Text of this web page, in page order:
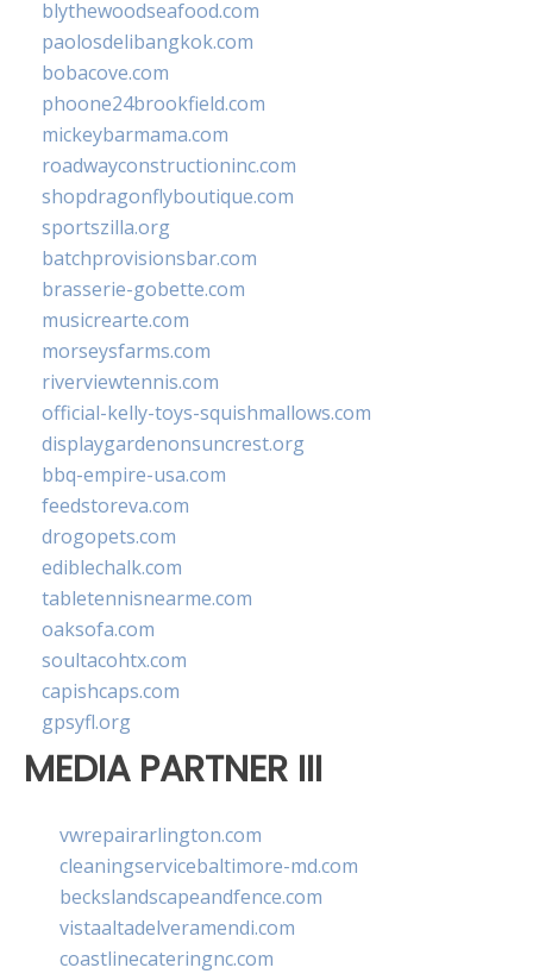
blythewoodseafood.com
paolosdelibangkok.com
bobacove.com
phoone24brookfield.com
mickeybarmama.com
roadwayconstructioninc.com
shopdragonflyboutique.com
sportszilla.org
batchprovisionsbar.com
brasserie-gobette.com
musicrearte.com
morseysfarms.com
riverviewtennis.com
official-kelly-toys-squishmallows.com
displaygardenonsuncrest.org
bbq-empire-usa.com
feedstoreva.com
drogopets.com
ediblechalk.com
tabletennisnearme.com
oaksofa.com
soultacohtx.com
capishcaps.com
gpsyfl.org
MEDIA PARTNER III
vwrepairarlington.com
cleaningservicebaltimore-md.com
beckslandscapeandfence.com
vistaaltadelveramendi.com
coastlinecateringnc.com